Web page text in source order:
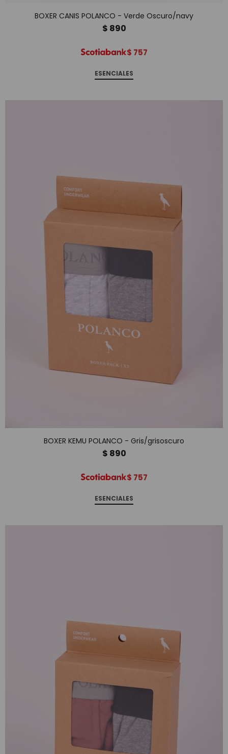
BOXER CANIS POLANCO - Verde Oscuro/navy
$ 890
$ 757
ESENCIALES
BOXER KEMU POLANCO - Gris/grisoscuro
$ 890
$ 757
ESENCIALES